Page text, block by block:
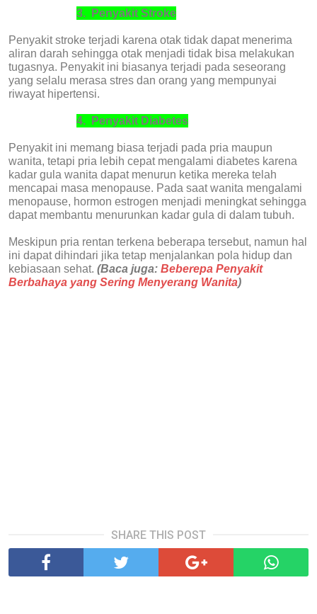
3. Penyakit Stroke
Penyakit stroke terjadi karena otak tidak dapat menerima
aliran darah sehingga otak menjadi tidak bisa melakukan
tugasnya. Penyakit ini biasanya terjadi pada seseorang
yang selalu merasa stres dan orang yang mempunyai
riwayat hipertensi.
4. Penyakit Diabetes
Penyakit ini memang biasa terjadi pada pria maupun
wanita, tetapi pria lebih cepat mengalami diabetes karena
kadar gula wanita dapat menurun ketika mereka telah
mencapai masa menopause. Pada saat wanita mengalami
menopause, hormon estrogen menjadi meningkat sehingga
dapat membantu menurunkan kadar gula di dalam tubuh.
Meskipun pria rentan terkena beberapa tersebut, namun hal
ini dapat dihindari jika tetap menjalankan pola hidup dan
kebiasaan sehat. (Baca juga: Beberepa Penyakit
Berbahaya yang Sering Menyerang Wanita)
SHARE THIS POST